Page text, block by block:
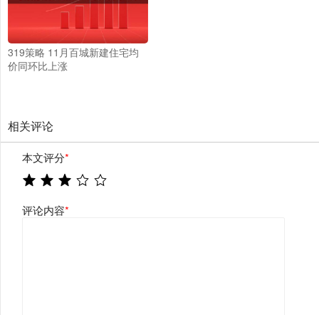
319策略 11月百城新建住宅均
价同环比上涨
相关评论
本文评分*
评论内容*